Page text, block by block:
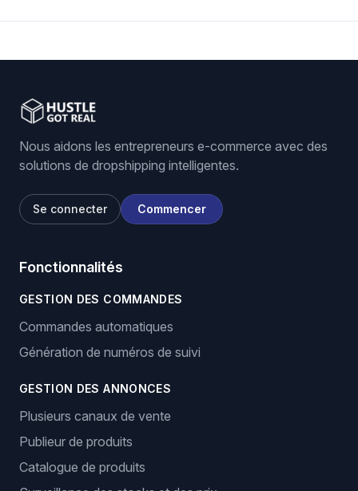
Nous aidons les entrepreneurs e-commerce avec des
solutions de dropshipping intelligentes.
Se connecter Commencer
Fonctionnalités
GESTION DES COMMANDES
Commandes automatiques
Génération de numéros de suivi
GESTION DES ANNONCES
Plusieurs canaux de vente
Publieur de produits
Catalogue de produits